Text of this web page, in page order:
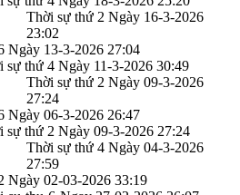
Thời sự thứ 2 Ngày 16-3-2026
23:02
Ngày 13-3-2026 27:04
sự thứ 4 Ngày 11-3-2026 30:49
Thời sự thứ 2 Ngày 09-3-2026
27:24
Ngày 06-3-2026 26:47
sự thứ 2 Ngày 09-3-2026 27:24
Thời sự thứ 4 Ngày 04-3-2026
27:59
Ngày 02-03-2026 33:19